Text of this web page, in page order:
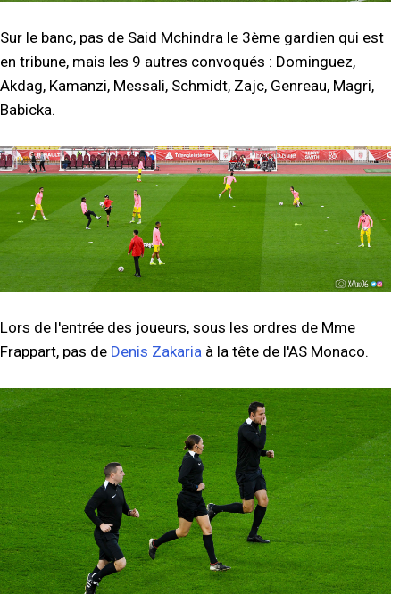
Sur le banc, pas de Said Mchindra le 3ème gardien qui est
en tribune, mais les 9 autres convoqués : Dominguez,
Akdag, Kamanzi, Messali, Schmidt, Zajc, Genreau, Magri,
Babicka.
Lors de l'entrée des joueurs, sous les ordres de Mme
Frappart, pas de Denis Zakaria à la tête de l'AS Monaco.